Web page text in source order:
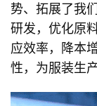
势、拓展了我
研发，优化原
应效率，降本
性，为服装生